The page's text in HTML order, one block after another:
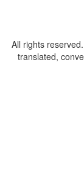
All rights
translated,